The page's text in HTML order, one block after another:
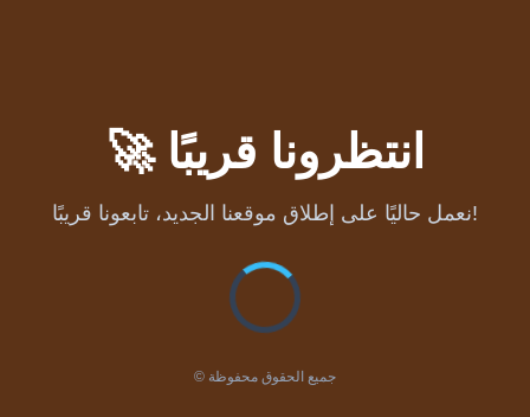
🚀 انتظرونا قريبًا
نعمل حاليًا على إطلاق موقعنا الجديد، تابعونا قريبًا!
© جميع الحقوق محفوظة